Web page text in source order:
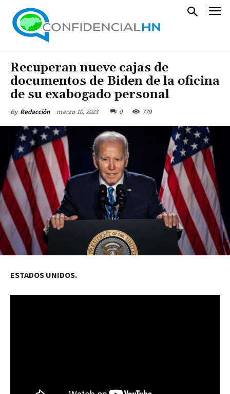
Recuperan nueve cajas de
documentos de Biden de la oficina
de su exabogado personal
By Redacción marzo 10, 2023 0 779
ESTADOS UNIDOS.